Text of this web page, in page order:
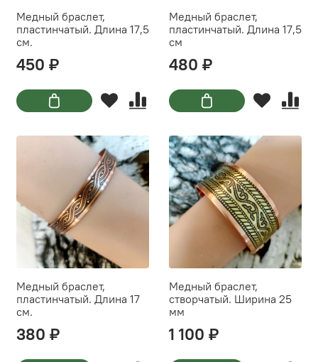
Медный браслет,
пластинчатый. Длина 17,5
см.
450 ₽
Медный браслет,
пластинчатый. Длина 17,5
см
480 ₽
Медный браслет,
пластинчатый. Длина 17
см.
380 ₽
Медный браслет,
створчатый. Ширина 25
мм
1 100 ₽